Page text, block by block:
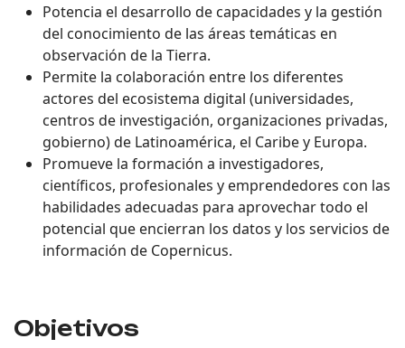
Potencia el desarrollo de capacidades y la gestión
del conocimiento de las áreas temáticas en
observación de la Tierra.
Permite la colaboración entre los diferentes
actores del ecosistema digital (universidades,
centros de investigación, organizaciones privadas,
gobierno) de Latinoamérica, el Caribe y Europa.
Promueve la formación a investigadores,
científicos, profesionales y emprendedores con las
habilidades adecuadas para aprovechar todo el
potencial que encierran los datos y los servicios de
información de Copernicus.
Objetivos